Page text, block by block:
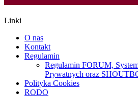
Linki
O nas
Kontakt
Regulamin
Regulamin FORUM,
Prywatnych oraz
Polityka Cookies
RODO